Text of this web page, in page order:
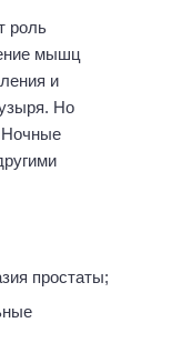
роль
мышц
и
Но
Ночные
простаты;